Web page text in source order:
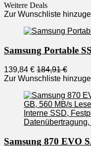
Weitere Deals
Zur Wunschliste
Samsung Portable
139,84 € 184,91 €
Zur Wunschliste
Samsung 870 EVO